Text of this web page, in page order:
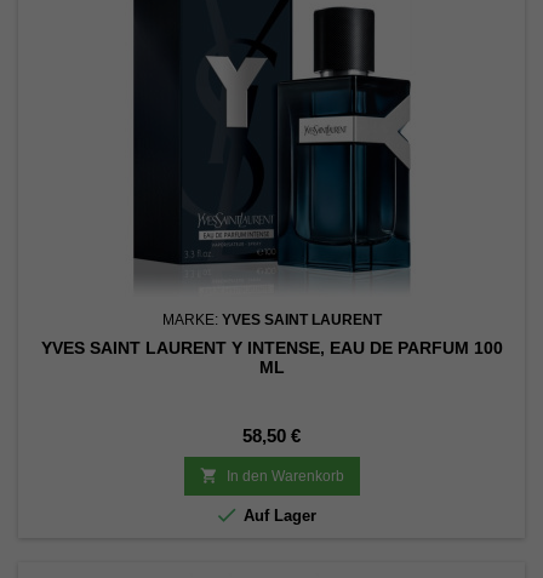
MARKE: YVES SAINT LAURENT
YVES SAINT LAURENT Y INTENSE, EAU DE PARFUM 100
ML
Preis
58,50 €
 In den Warenkorb
 Auf Lager